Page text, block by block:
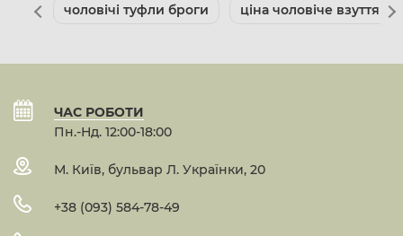
чоловічі туфли броги ціна чоловіче взуття
ЧАС РОБОТИ
Пн.-Нд. 12:00-18:00
М. Київ, бульвар Л. Українки, 20
+38 (093) 584-78-49